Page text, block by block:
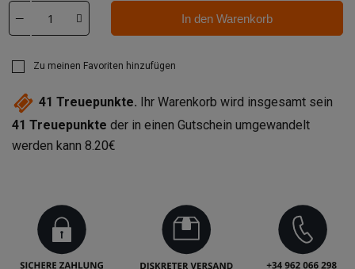
In den Warenkorb
Zu meinen Favoriten hinzufügen
41 Treuepunkte. Ihr Warenkorb wird insgesamt sein
41 Treuepunkte der in einen Gutschein umgewandelt
werden kann 8.20€